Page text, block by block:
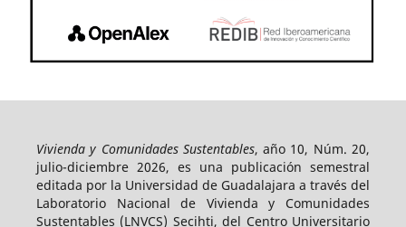
Vivienda y Comunidades Sustentables, año 10, Núm. 20,
julio-diciembre 2026, es una publicación semestral
editada por la Universidad de Guadalajara a través del
Laboratorio Nacional de Vivienda y Comunidades
Sustentables (LNVCS) Secihti, del Centro Universitario